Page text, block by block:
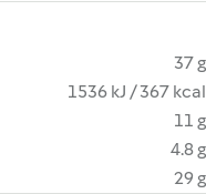
37 g
1536 kJ / 367 kcal
11 g
4.8 g
29 g